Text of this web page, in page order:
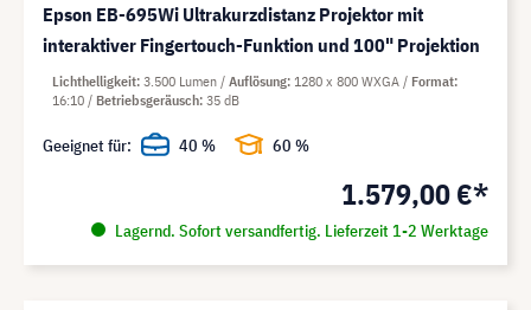
Epson EB-695Wi Ultrakurzdistanz Projektor mit
interaktiver Fingertouch-Funktion und 100" Projektion
1.579,00 €*
Lagernd. Sofort versandfertig. Lieferzeit 1-2 Werktage
Lichthelligkeit 3.500 Lumen Auflösung 1280 x 800 WXGA
Format
16:10
Betriebsgeräusch 35 dB
Geeignet für: 40 % 60 %